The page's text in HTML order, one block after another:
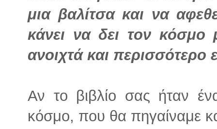
μια βαλίτσα και να
κάνει να δει τον κόσμο
ανοιχτά και περισσότερο
Αν το βιβλίο σας ήταν
κόσμο, που θα πηγαίναμε